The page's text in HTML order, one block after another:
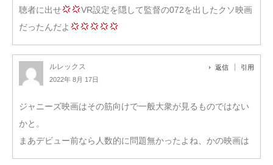
聴者に出せ
VR設定を隠して監督の072を出したクソ映画
だったんだよ
ルレックス
2022年 8月 17日
返信 引用
ジャニーズ映画はその筋向けで一般大衆が見るものではない
かと。
まあデビュー前なら人数的に問題無かったよね、かの映画は